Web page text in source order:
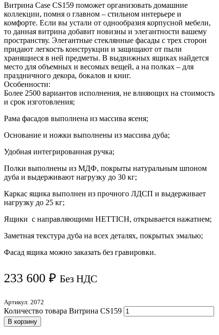
Витрина Case CS159 поможет организовать домашние
коллекции, помня о главном – стильном интерьере и
комфорте. Если вы устали от однообразия корпусной мебели,
то данная витрина добавит новизны и элегантности вашему
пространству. Элегантные стеклянные фасады с трех сторон
придают легкость конструкции и защищают от пыли
хранящиеся в ней предметы. В выдвижных ящиках найдется
место для объемных и весомых вещей, а на полках – для
праздничного декора, бокалов и книг.
Особенности:
Более 2500 вариантов исполнения, не влияющих на стоимость
и срок изготовления;
Рама фасадов выполнена из массива ясеня;
Основание и ножки выполнены из массива дуба;
Удобная интегрированная ручка;
Полки выполнены из МДФ, покрыты натуральным шпоном
дуба и выдерживают нагрузку до 30 кг;
Каркас ящика выполнен из прочного ЛДСП и выдерживает
нагрузку до 25 кг;
Ящики с направляющими HETTICH, открывается нажатием;
Заметная текстура дуба на всех деталях, покрытых эмалью;
Фасад ящика можно заказать без гравировки.
233 600 ₽ Без НДС
Артикул: 2072
Количество товара Витрина CS159
В корзину